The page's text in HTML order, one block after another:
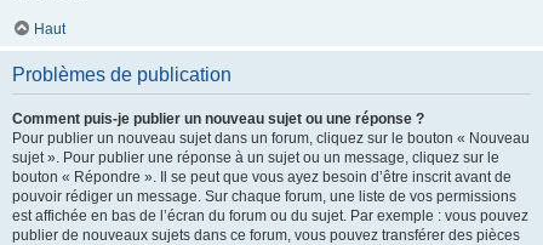
Haut
Problèmes de publication
Comment puis-je publier un nouveau sujet ou une réponse ?
Pour publier un nouveau sujet dans un forum, cliquez sur le bouton « Nouveau
sujet ». Pour publier une réponse à un sujet ou un message, cliquez sur le
bouton « Répondre ». Il se peut que vous ayez besoin d’être inscrit avant de
pouvoir rédiger un message. Sur chaque forum, une liste de vos permissions
est affichée en bas de l’écran du forum ou du sujet. Par exemple : vous pouvez
publier de nouveaux sujets dans ce forum, vous pouvez transférer des pièces